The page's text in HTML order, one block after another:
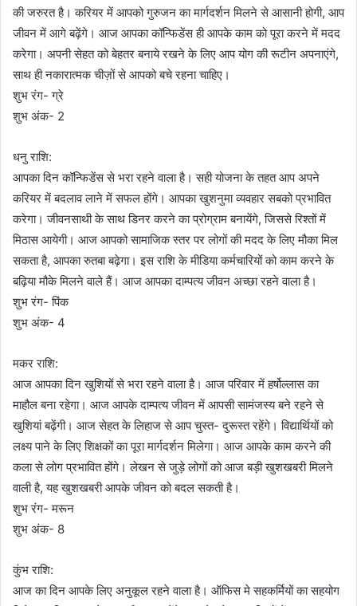
की जरुरत है। करियर में आपको गुरुजन का मार्गदर्शन मिलने से आसानी होगी, आप
जीवन में आगे बढ़ेंगे। आज आपका कॉन्फिडेंस ही आपके काम को पूरा करने में मदद
करेगा। अपनी सेहत को बेहतर बनाये रखने के लिए आप योग की रूटीन अपनाएंगे,
साथ ही नकारात्मक चीज़ों से आपको बचे रहना चाहिए।
शुभ रंग- ग्रे
शुभ अंक- 2
धनु राशि:
आपका दिन कॉन्फिडेंस से भरा रहने वाला है। सही योजना के तहत आप अपने
करियर में बदलाव लाने में सफल होंगे। आपका खुशनुमा व्यवहार सबको प्रभावित
करेगा। जीवनसाथी के साथ डिनर करने का प्रोग्राम बनायेंगे, जिससे रिश्तों में
मिठास आयेगी। आज आपको सामाजिक स्तर पर लोगों की मदद के लिए मौका मिल
सकता है, आपका रुतबा बढ़ेगा। इस राशि के मीडिया कर्मचारियों को काम करने के
बढ़िया मौके मिलने वाले हैं। आज आपका दाम्पत्य जीवन अच्छा रहने वाला है।
शुभ रंग- पिंक
शुभ अंक- 4
मकर राशि:
आज आपका दिन खुशियों से भरा रहने वाला है। आज परिवार में हर्षोल्लास का
माहौल बना रहेगा। आज आपके दाम्पत्य जीवन में आपसी सामंजस्य बने रहने से
खुशियां बढ़ेंगी। आज सेहत के लिहाज से आप चुस्त- दुरूस्त रहेंगे। विद्यार्थियों को
लक्ष्य पाने के लिए शिक्षकों का पूरा मार्गदर्शन मिलेगा। आज आपके काम करने की
कला से लोग प्रभावित होंगे। लेखन से जुड़े लोगों को आज बड़ी खुशखबरी मिलने
वाली है, यह खुशखबरी आपके जीवन को बदल सकती है।
शुभ रंग- मरून
शुभ अंक- 8
कुंभ राशि:
आज का दिन आपके लिए अनुकूल रहने वाला है। ऑफिस मे सहकर्मियों का सहयोग